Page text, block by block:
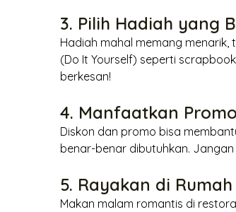
3. Pilih Hadiah yang
Hadiah mahal memang
(Do It Yourself) seperti scrapbook
berkesan!
4. Manfaatkan
Diskon dan promo bisa
benar-benar dibutuhkan.
5. Rayakan di
Makan malam romantis di